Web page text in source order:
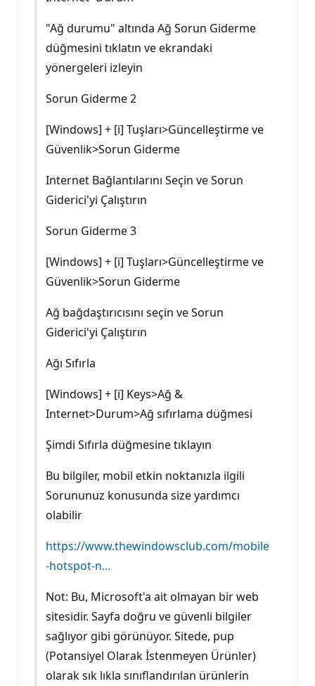
"Ağ durumu" altında Ağ Sorun Giderme
düğmesini tıklatın ve ekrandaki
yönergeleri izleyin
Sorun Giderme 2
[Windows] + [i] Tuşları>Güncelleştirme ve
Güvenlik>Sorun Giderme
Internet Bağlantılarını Seçin ve Sorun
Giderici'yi Çalıştırın
Sorun Giderme 3
[Windows] + [i] Tuşları>Güncelleştirme ve
Güvenlik>Sorun Giderme
Ağ bağdaştırıcısını seçin ve Sorun
Giderici'yi Çalıştırın
Ağı Sıfırla
[Windows] + [i] Keys>Ağ &
Internet>Durum>Ağ sıfırlama düğmesi
Şimdi Sıfırla düğmesine tıklayın
Bu bilgiler, mobil etkin noktanızla ilgili
Sorununuz konusunda size yardımcı
olabilir
https://www.thewindowsclub.com/mobile
-hotspot-n...
Not: Bu, Microsoft'a ait olmayan bir web
sitesidir. Sayfa doğru ve güvenli bilgiler
sağlıyor gibi görünüyor. Sitede, pup
(Potansiyel Olarak İstenmeyen Ürünler)
olarak sık lıkla sınıflandırılan ürünlerin